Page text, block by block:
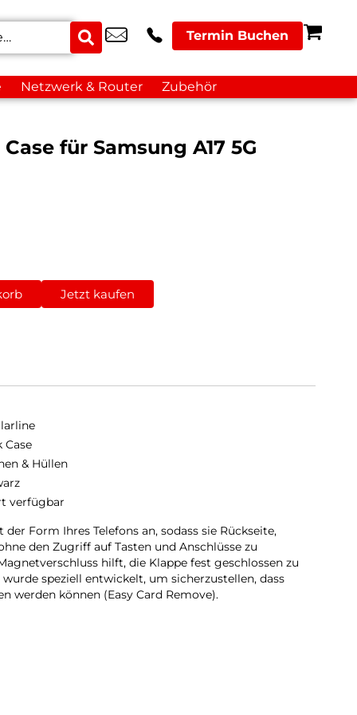
Termin Buchen
Netzwerk & Router Zubehör
für Samsung A17 5G
Jetzt kaufen
Case
& Hüllen
verfügbar
Form Ihres Telefons an, sodass sie Rückseite,
den Zugriff auf Tasten und Anschlüsse zu
hilft, die Klappe fest geschlossen zu
speziell entwickelt, um sicherzustellen, dass
werden können (Easy Card Remove).